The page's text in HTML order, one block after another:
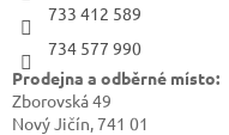
733 412 589
734 577 990
Prodejna a odběrné místo:
Zborovská 49
Nový Jičín, 741 01